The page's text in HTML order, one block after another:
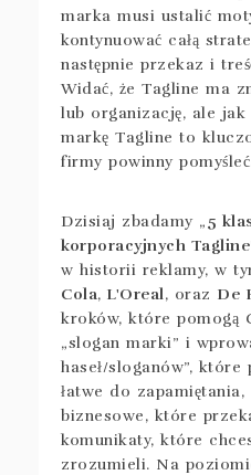
marka musi ustalić
kontynuować całą
następnie przekaz i
Widać, że Tagline ma
lub organizację, ale jak
markę Tagline to
firmy powinny
Dzisiaj zbadamy „ 5
korporacyjnych Tagline
w historii reklamy, w
Cola, L'Oreal, oraz De
kroków, które pomogą
„slogan marki” i
haseł/sloganów”,
łatwe do
biznesowe, które
komunikaty, które
zrozumieli. Na